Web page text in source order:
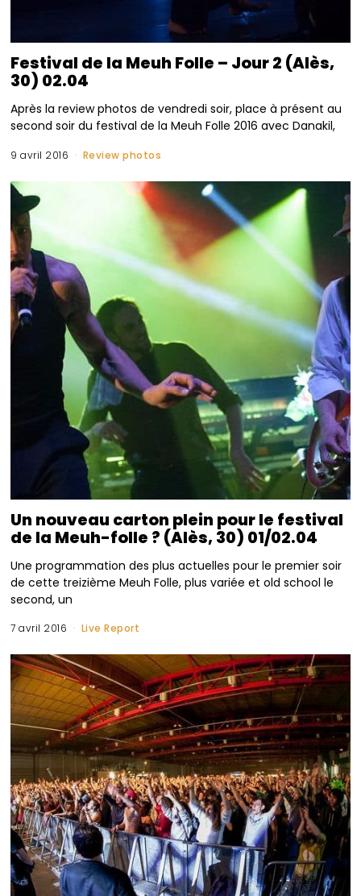
Festival de la Meuh Folle – Jour 2 (Alès,
30) 02.04
Après la review photos de vendredi soir, place à présent au
second soir du festival de la Meuh Folle 2016 avec Danakil,
9 avril 2016 Review photos
Un nouveau carton plein pour le festival
de la Meuh-folle ? (Alès, 30) 01/02.04
Une programmation des plus actuelles pour le premier soir
de cette treizième Meuh Folle, plus variée et old school le
second, un
7 avril 2016 Live Report